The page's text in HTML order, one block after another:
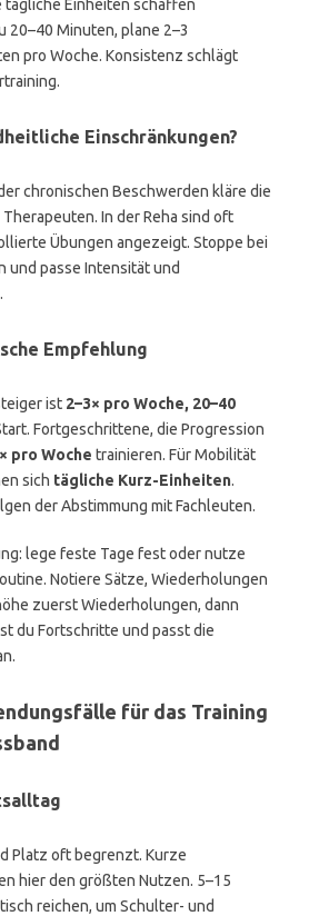
tägliche Einheiten schaffen
20–40 Minuten, plane 2–3
pro Woche. Konsistenz schlägt
Einschränkungen?
chronischen Beschwerden kläre die
In der Reha sind oft
Übungen angezeigt. Stoppe bei
und passe Intensität und
Empfehlung
ist 2–3× pro Woche, 20–40
Fortgeschrittene, die Progression
pro Woche trainieren. Für Mobilität
sich tägliche Kurz-Einheiten.
der Abstimmung mit Fachleuten.
lege feste Tage fest oder nutze
Notiere Sätze, Wiederholungen
zuerst Wiederholungen, dann
du Fortschritte und passt die
für das Training
Platz oft begrenzt. Kurze
hier den größten Nutzen. 5–15
reichen, um Schulter- und